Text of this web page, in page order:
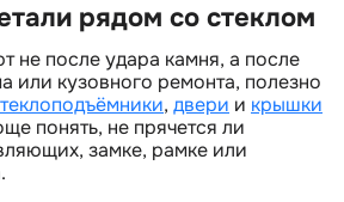
рядом со стеклом
не после удара камня, а после
или кузовного ремонта, полезно
, двери и крышки
понять, не прячется ли
замке, рамке или